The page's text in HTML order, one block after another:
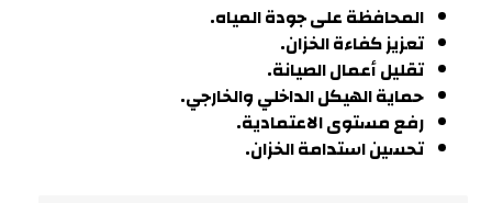
المحافظة على جودة المياه.
تعزيز كفاءة الخزان.
تقليل أعمال الصيانة.
حماية الهيكل الداخلي والخارجي.
رفع مستوى الاعتمادية.
تحسين استدامة الخزان.